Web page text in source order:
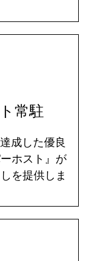
常駐
成した優良
ホスト』が
を提供しま